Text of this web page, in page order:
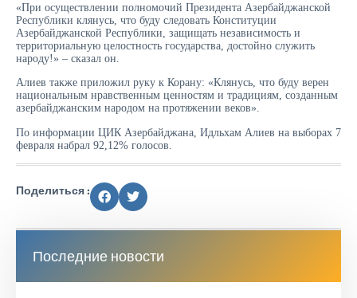
«При осуществлении полномочий Президента Азербайджанской
Республики клянусь, что буду следовать Конституции
Азербайджанской Республики, защищать независимость и
территориальную целостность государства, достойно служить
народу!» – сказал он.
Алиев также приложил руку к Корану: «Клянусь, что буду верен
национальным нравственным ценностям и традициям, созданным
азербайджанским народом на протяжении веков».
По информации ЦИК Азербайджана, Идльхам Алиев на выборах 7
февраля набрал 92,12% голосов.
Поделиться :
Последние новости